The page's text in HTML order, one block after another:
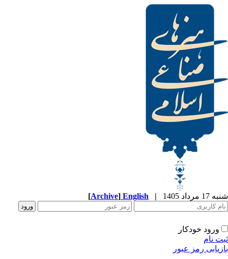
|
English
[ Archive
عبور